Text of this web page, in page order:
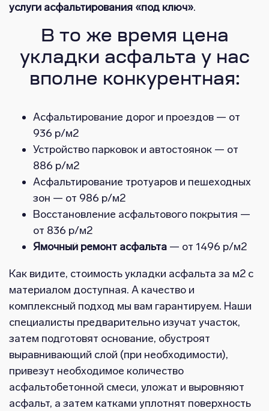
услуги асфальтирования «под ключ».
В то же время цена
укладки асфальта у нас
вполне конкурентная:
Асфальтирование дорог и проездов — от
936 р/м2
Устройство парковок и автостоянок — от
886 р/м2
Асфальтирование тротуаров и пешеходных
зон — от 986 р/м2
Восстановление асфальтового покрытия —
от 836 р/м2
Ямочный ремонт асфальта — от 1496 р/м2
Как видите, стоимость укладки асфальта за м2 с
материалом доступная. А качество и
комплексный подход мы вам гарантируем. Наши
специалисты предварительно изучат участок,
затем подготовят основание, обустроят
выравнивающий слой (при необходимости),
привезут необходимое количество
асфальтобетонной смеси, уложат и выровняют
асфальт, а затем катками уплотнят поверхность